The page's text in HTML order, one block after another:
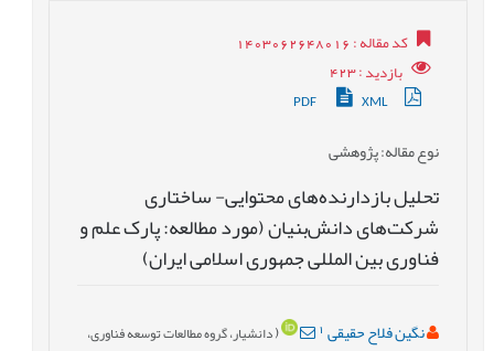
کد مقاله: 1403062648016
بازدید: 423
PDF
XML
نوع مقاله: پژوهشی
تحلیل بازدارنده‌های محتوایی- ساختاری
شرکت‌های دانش‌بنیان (مورد مطالعه: پارک علم و
فناوری بین المللی جمهوری اسلامی ایران)
نگین فلاح حقیقی (دانشیار، گروه مطالعات توسعه فناوری،